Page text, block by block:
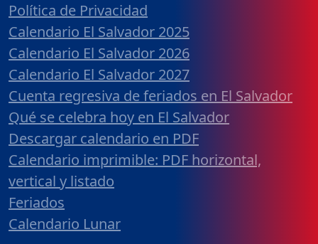
Política de Privacidad
Calendario El Salvador 2025
Calendario El Salvador 2026
Calendario El Salvador 2027
Cuenta regresiva de feriados en El Salvador
Qué se celebra hoy en El Salvador
Descargar calendario en PDF
Calendario imprimible: PDF horizontal,
vertical y listado
Feriados
Calendario Lunar